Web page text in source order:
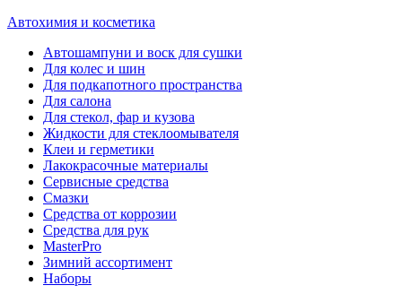
Автохимия и косметика
Автошампуни и воск для сушки
Для колес и шин
Для подкапотного пространства
Для салона
Для стекол, фар и кузова
Жидкости для стеклоомывателя
Клеи и герметики
Лакокрасочные материалы
Сервисные средства
Смазки
Средства от коррозии
Средства для рук
MasterPro
Зимний ассортимент
Наборы